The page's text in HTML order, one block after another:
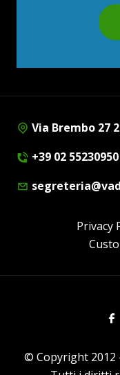
Via Brembo 27
+39 02 55230950
Privacy
© Copyright 2012